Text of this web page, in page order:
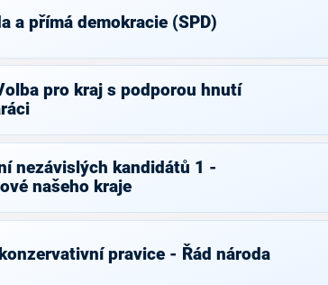
a přímá demokracie (SPD)
pro kraj s podporou hnutí
nezávislých kandidátů 1 -
našeho kraje
pravice - Řád národa